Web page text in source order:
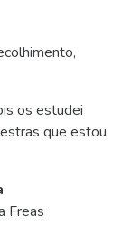
os estudei
que estou
Freas